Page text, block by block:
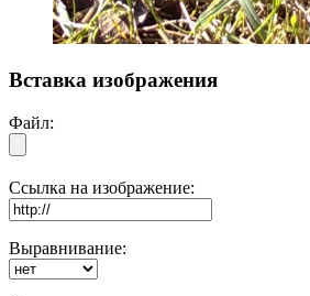
Вставка изображения
Файл:
Ссылка на изображение:
Выравнивание: